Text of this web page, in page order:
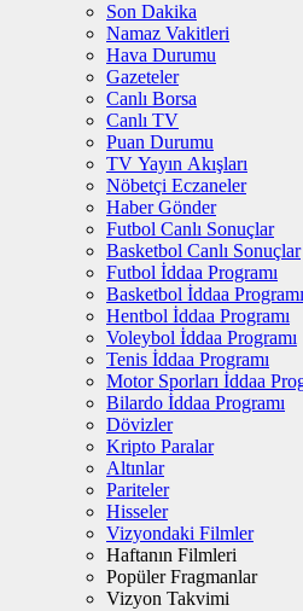
Son Dakika
Namaz Vakitleri
Hava Durumu
Gazeteler
Canlı Borsa
Canlı TV
Puan Durumu
TV Yayın Akışları
Nöbetçi Eczaneler
Haber Gönder
Futbol Canlı Sonuçlar
Basketbol Canlı Sonuçlar
Futbol İddaa Programı
Basketbol İddaa Programı
Hentbol İddaa Programı
Voleybol İddaa Programı
Tenis İddaa Programı
Motor Sporları İddaa
Bilardo İddaa Programı
Dövizler
Kripto Paralar
Altınlar
Pariteler
Hisseler
Vizyondaki Filmler
Haftanın Filmleri
Popüler Fragmanlar
Vizyon Takvimi